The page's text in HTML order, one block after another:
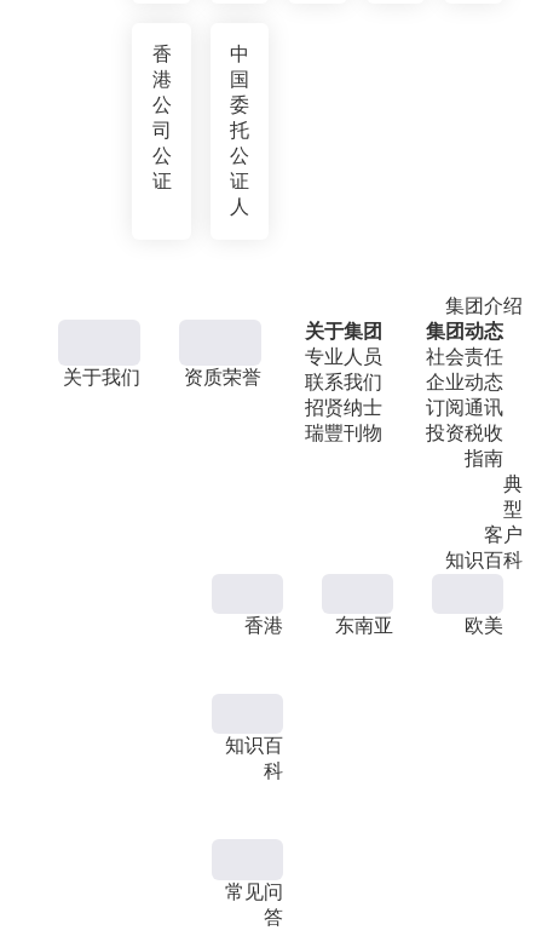
香
港
公
司
公
证
中
国
委
托
公
证
人
集团介绍
关于我们 资质荣誉
关于集团
专业人员
联系我们
招贤纳士
瑞豐刊物
集团动态
社会责任
企业动态
订阅通讯
投资税收
指南
典
型
客户
知识百科
香港 东南亚 欧美
知识百
科
常见问
答